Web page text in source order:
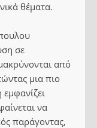
θέματα.
σε
από
μια πιο
να
παράγοντας,